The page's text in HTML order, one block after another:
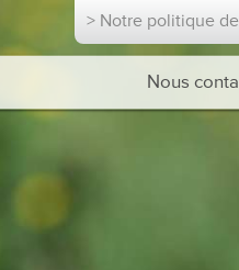
> Notre politique
Nous